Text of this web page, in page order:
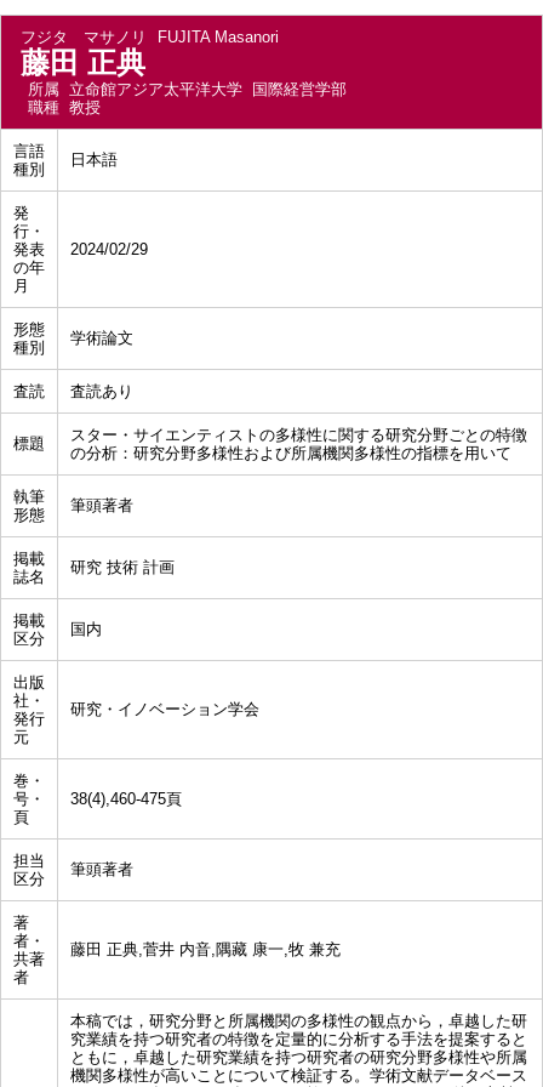
フジタ マサノリ FUJITA Masanori
藤田 正典
所属 立命館アジア太平洋大学 国際経営学部
職種 教授
言語
種別
日本語
発
行・
発表
の年
月
2024/02/29
形態
種別
学術論文
査読 査読あり
標題
スター・サイエンティストの多様性に関する研究分野ごとの特徴
の分析：研究分野多様性および所属機関多様性の指標を用いて
執筆
形態
筆頭著者
掲載
誌名
研究 技術 計画
掲載
区分
国内
出版
社・
発行
元
研究・イノベーション学会
巻・
号・
頁
38(4),460-475頁
担当
区分
筆頭著者
著
者・
共著
者
藤田 正典,菅井 内音,隅藏 康一,牧 兼充
本稿では，研究分野と所属機関の多様性の観点から，卓越した研
究業績を持つ研究者の特徴を定量的に分析する手法を提案すると
ともに，卓越した研究業績を持つ研究者の研究分野多様性や所属
機関多様性が高いことについて検証する。学術文献データベース